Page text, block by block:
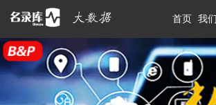
首页 我们